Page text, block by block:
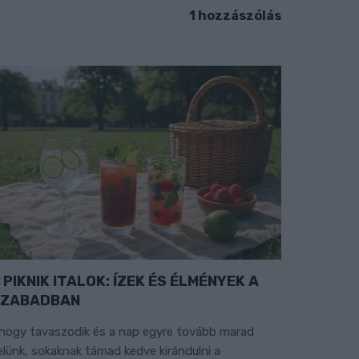
1 hozzászólás
PIKNIK ITALOK: ÍZEK ÉS ÉLMÉNYEK A
tavaszodik és a nap egyre tovább marad
sokaknak támad kedve kirándulni a